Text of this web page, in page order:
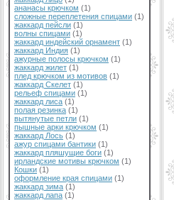
ананасы крючком (1)
сложные переплетения спицами (1)
жаккард пейсли (1)
волны спицами (1)
жаккард индейский орнамент (1)
жаккард Индия (1)
ажурные полосы крючком (1)
жаккард жилет (1)
плед крючком из мотивов (1)
жаккард Скелет (1)
рельеф спицами (1)
жаккард лиса (1)
полая резинка (1)
вытянутые петли (1)
пышные арки крючком (1)
жаккард Лось (1)
ажур спицами бантики (1)
жаккард пляшущие боги (1)
ирландские мотивы крючком (1)
Кошки (1)
оформление края спицами (1)
жаккард зима (1)
жаккард лапа (1)